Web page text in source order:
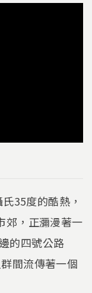
35度的酷熱，
郊，正瀰漫著一
的四號公路
間流傳著一個